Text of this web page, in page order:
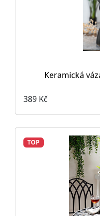
Keramická
389 Kč
TOP